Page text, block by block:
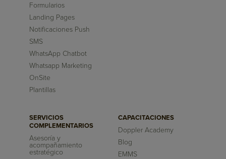
Formularios
Landing Pages
Notificaciones Push
SMS
WhatsApp Chatbot
Whatsapp Marketing
OnSite
Plantillas
SERVICIOS
COMPLEMENTARIOS
Asesoría y
acompañamiento
estratégico
CAPACITACIONES
Doppler Academy
Blog
EMMS